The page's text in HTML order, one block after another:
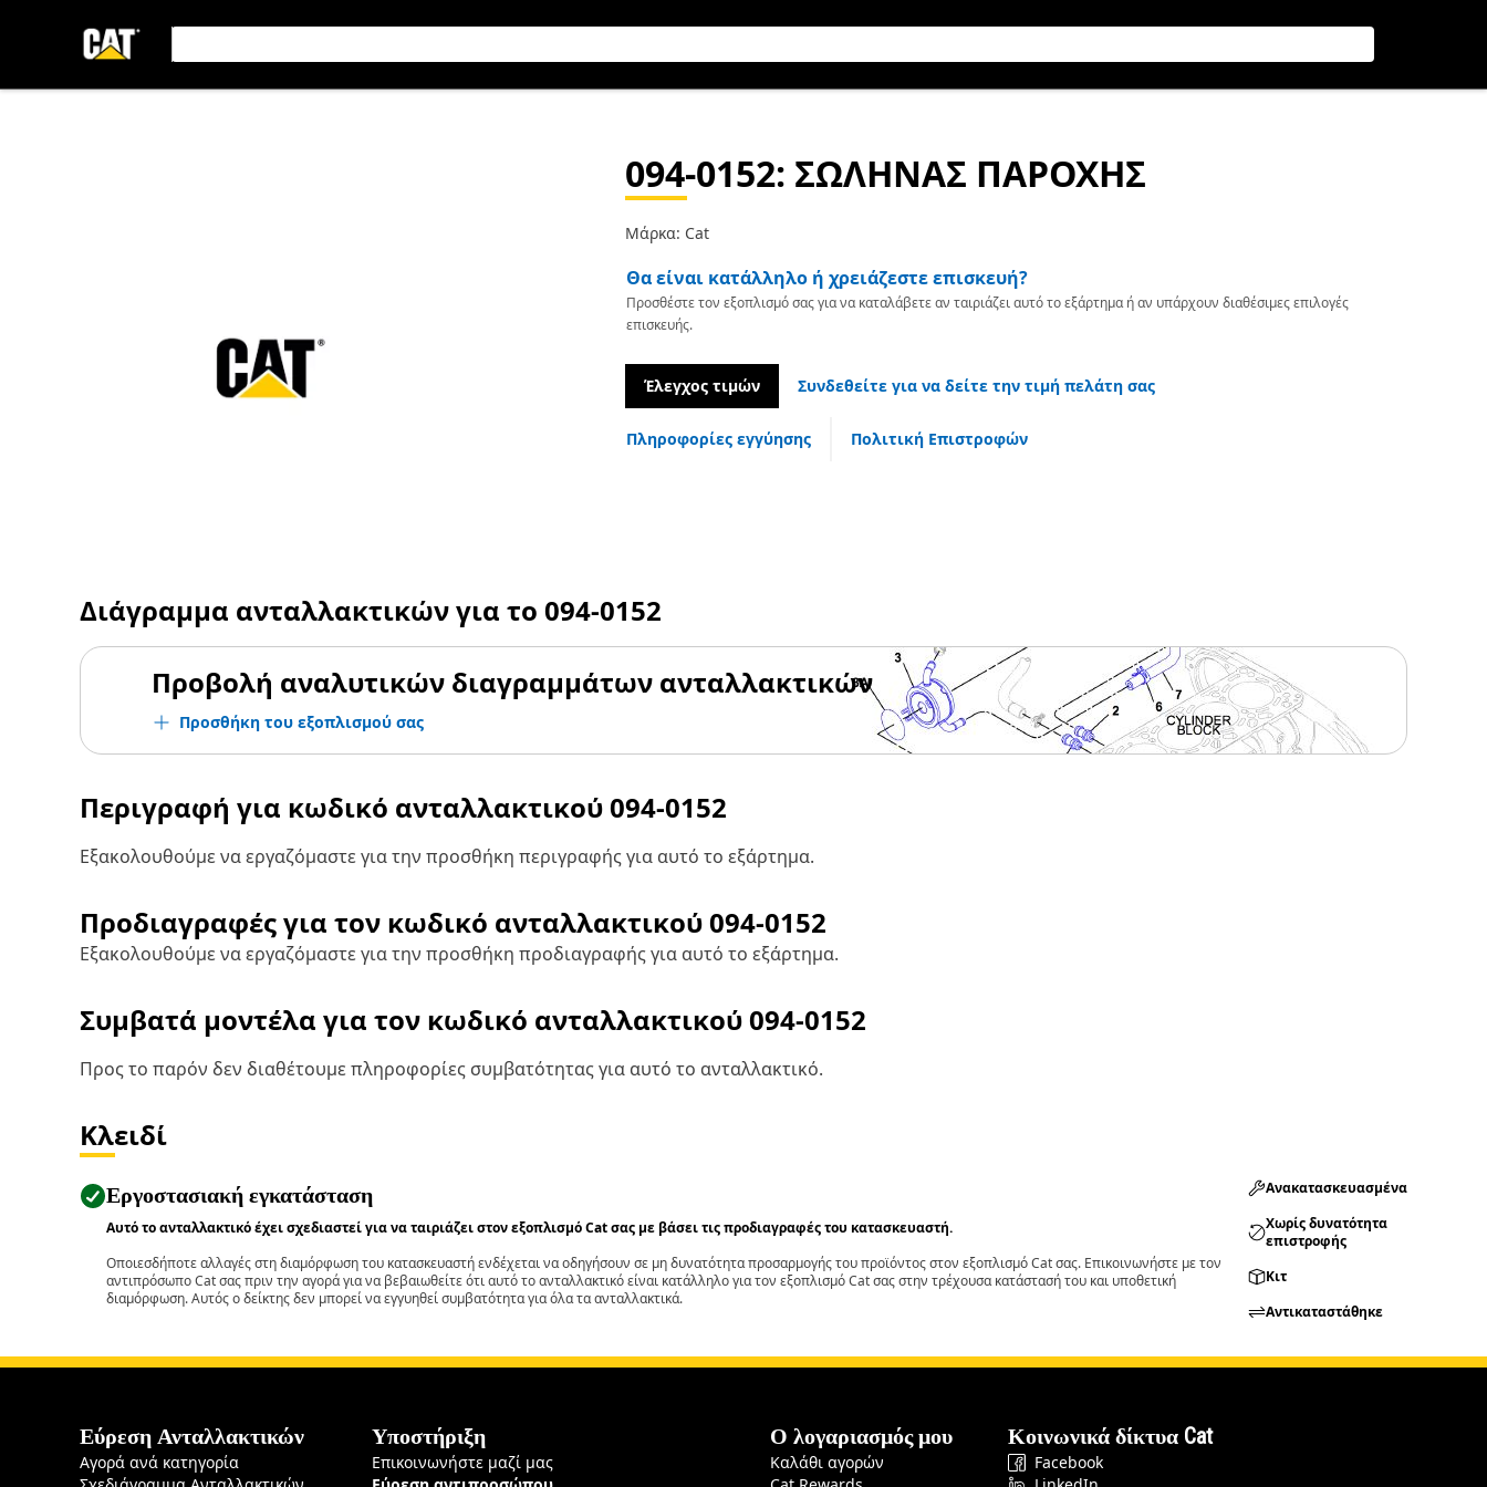
094-0152: ΣΩΛΗΝΑΣ ΠΑΡΟΧΗΣ
Μάρκα: Cat
Θα είναι κατάλληλο ή χρειάζεστε επισκευή?
Προσθέστε τον εξοπλισμό σας για να καταλάβετε αν ταιριάζει αυτό το εξάρτημα ή αν υπάρχουν διαθέσιμες επιλογές
επισκευής.
Έλεγχος τιμών Συνδεθείτε για να δείτε την τιμή πελάτη σας
Πληροφορίες εγγύησης Πολιτική Επιστροφών
Διάγραμμα ανταλλακτικών για το 094-0152
Προβολή αναλυτικών διαγραμμάτων ανταλλακτικών
Προσθήκη του εξοπλισμού σας
Περιγραφή για κωδικό ανταλλακτικού094-0152
Εξακολουθούμε να εργαζόμαστε για την προσθήκη περιγραφής για αυτό το εξάρτημα.
Προδιαγραφές για τον κωδικό ανταλλακτικού094-0152
Εξακολουθούμε να εργαζόμαστε για την προσθήκη προδιαγραφής για αυτό το εξάρτημα.
Συμβατά μοντέλα για τον κωδικό ανταλλακτικού094-0152
Προς το παρόν δεν διαθέτουμε πληροφορίες συμβατότητας για αυτό το ανταλλακτικό.
Κλειδί
Εργοστασιακή εγκατάσταση
Αυτό το ανταλλακτικό έχει σχεδιαστεί για να ταιριάζει στον εξοπλισμό Cat σας με βάσει τις προδιαγραφές του κατασκευαστή.
Οποιεσδήποτε αλλαγές στη διαμόρφωση του κατασκευαστή ενδέχεται να οδηγήσουν σε μη δυνατότητα προσαρμογής του προϊόντος στον εξοπλισμό Cat σας. Επικοινωνήστε με τον
αντιπρόσωπο Cat σας πριν την αγορά για να βεβαιωθείτε ότι αυτό το ανταλλακτικό είναι κατάλληλο για τον εξοπλισμό Cat σας στην τρέχουσα κατάστασή του και υποθετική
διαμόρφωση. Αυτός ο δείκτης δεν μπορεί να εγγυηθεί συμβατότητα για όλα τα ανταλλακτικά.
Ανακατασκευασμένα
Χωρίς δυνατότητα
επιστροφής
Κιτ
Αντικαταστάθηκε
Εύρεση Ανταλλακτικών
Αγορά ανά κατηγορία
Υποστήριξη
Επικοινωνήστε μαζί μας
Ο λογαριασμός μου
Καλάθι αγορών
Κοινωνικά δίκτυα Cat
Facebook